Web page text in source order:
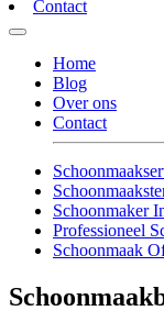
Contact
Home
Blog
Over ons
Contact
Schoonmaker
Professioneel
Schoonmaak